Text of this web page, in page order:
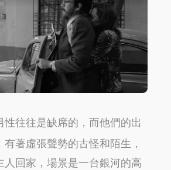
性往往是缺席的，而他們的出
著虛張聲勢的古怪和陌生，
人回家，場景是一台銀河的高